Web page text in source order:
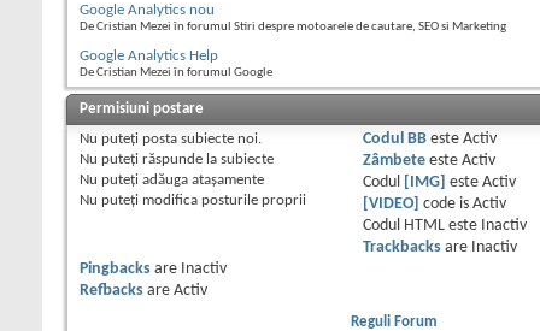
Google Analytics nou
De Cristian Mezei în forumul Stiri despre motoarele de cautare, SEO si Marketing
Google Analytics Help
De Cristian Mezei în forumul Google
Permisiuni postare
Nu puteţi posta subiecte noi.
Nu puteţi răspunde la subiecte
Nu puteţi adăuga ataşamente
Nu puteţi modifica posturile proprii
Codul BBeste Activ
Zâmbeteeste Activ
Codul
[IMG] este Activ
[VIDEO] code is Activ
Codul HTML este
Inactiv
Trackbacksare
Inactiv
Pingbacks are
Inactiv
Refbacks are Activ
Reguli Forum